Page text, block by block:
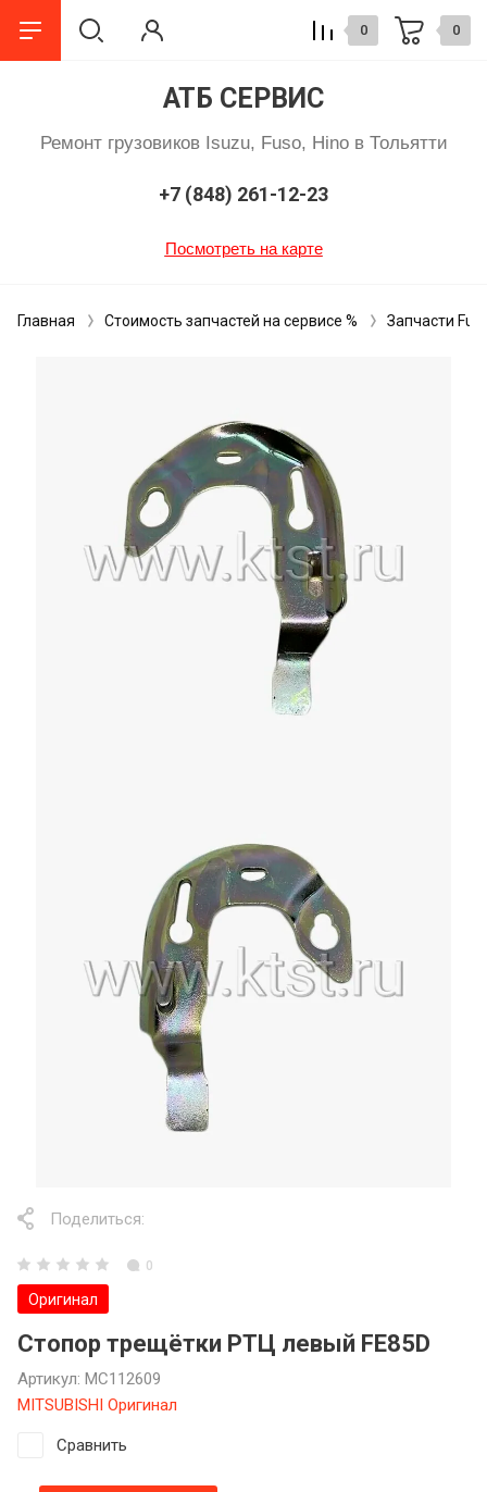
АТБ СЕРВИС
Ремонт грузовиков Isuzu, Fuso, Hino в Тольятти
+7 (848) 261-12-23
Посмотреть на карте
0 0
Главная Стоимость запчастей на сервисе % Запчасти
Поделиться:
0
Оригинал
Стопор трещётки РТЦ левый FE85D
Артикул: MC112609
MITSUBISHI Оригинал
Сравнить